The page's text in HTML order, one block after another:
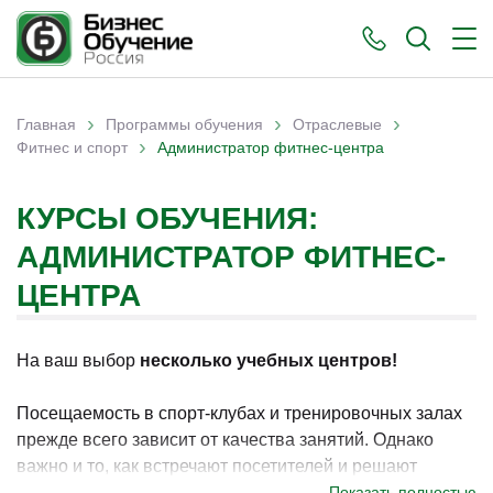
Вы здесь
Главная › Программы обучения › Отраслевые ›
Фитнес и спорт › Администратор фитнес-центра
КУРСЫ ОБУЧЕНИЯ:
АДМИНИСТРАТОР ФИТНЕС-
ЦЕНТРА
На ваш выбор несколько учебных центров!
Посещаемость в спорт-клубах и тренировочных залах
прежде всего зависит от качества занятий. Однако
важно и то, как встречают посетителей и решают